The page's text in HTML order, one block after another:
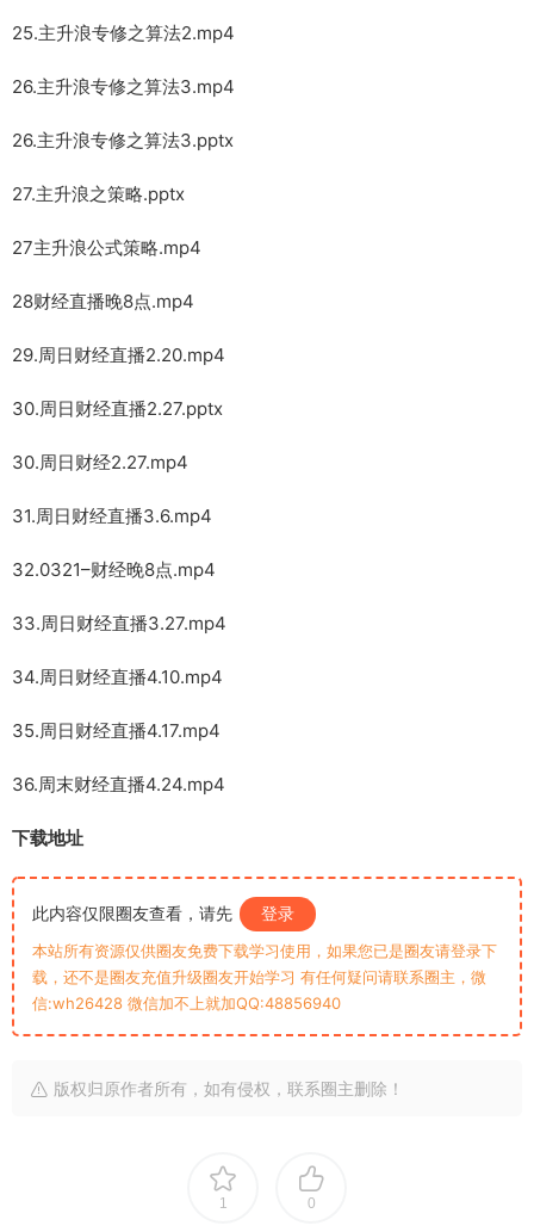
25.主升浪专修之算法2.mp4
26.主升浪专修之算法3.mp4
26.主升浪专修之算法3.pptx
27.主升浪之策略.pptx
27主升浪公式策略.mp4
28财经直播晚8点.mp4
29.周日财经直播2.20.mp4
30.周日财经直播2.27.pptx
30.周日财经2.27.mp4
31.周日财经直播3.6.mp4
32.0321–财经晚8点.mp4
33.周日财经直播3.27.mp4
34.周日财经直播4.10.mp4
35.周日财经直播4.17.mp4
36.周末财经直播4.24.mp4
下载地址
此内容仅限圈友查看，请先 登录
本站所有资源仅供圈友免费下载学习使用，如果您已是圈友请登录下
载，还不是圈友充值升级圈友开始学习 有任何疑问请联系圈主，微
信:wh26428 微信加不上就加QQ:48856940
版权归原作者所有，如有侵权，联系圈主删除！
1 0